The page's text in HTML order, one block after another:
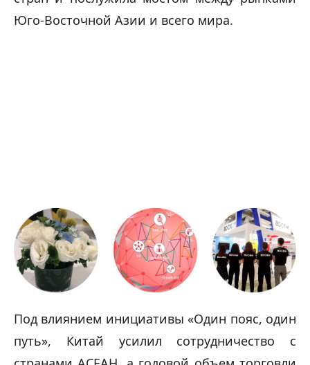
Юго-Восточной Азии и всего мира.
Под влиянием инициативы «Один пояс, один
путь», Китай усилил сотрудничество с